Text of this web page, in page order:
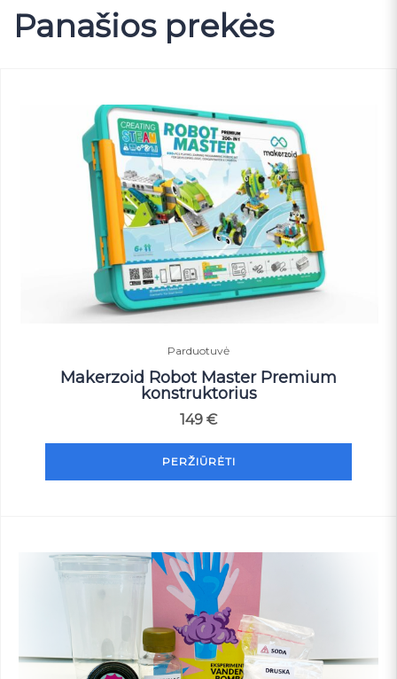
Panašios prekės
Parduotuvė
Makerzoid Robot Master Premium
konstruktorius
149 €
PERŽIŪRĖTI